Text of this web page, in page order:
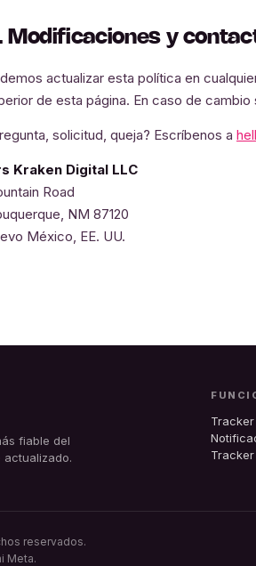
Modificaciones y
actualizar esta política en
de esta página. En caso de
solicitud, queja? Escríbenos a
Kraken Digital LLC
Road
NM 87120
México, EE. UU.
fiable del
actualizado.
reservados.
Meta.